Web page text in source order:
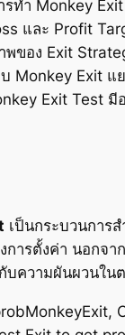
ทำ Monkey
และ Profit
พของ Exit
Monkey Exit แ
Exit Test มี
เป็นกระบวนการ
การตั้งค่า นอกจา
ความผันผวนใน